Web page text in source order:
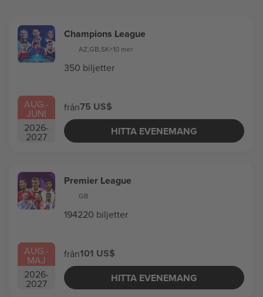
AUG.-
JUNI
2026-
2027
Champions League
AZ,GB,SK+10 mer
350 biljetter
från75 US$
HITTA EVENEMANG
AUG.-
MAJ
2026-
2027
Premier League
GB
194220 biljetter
från101 US$
HITTA EVENEMANG